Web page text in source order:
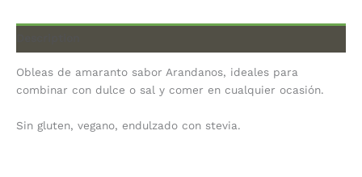
Obleas de amaranto sabor Arandanos, ideales para
combinar con dulce o sal y comer en cualquier ocasión.
Sin gluten, vegano, endulzado con stevia.